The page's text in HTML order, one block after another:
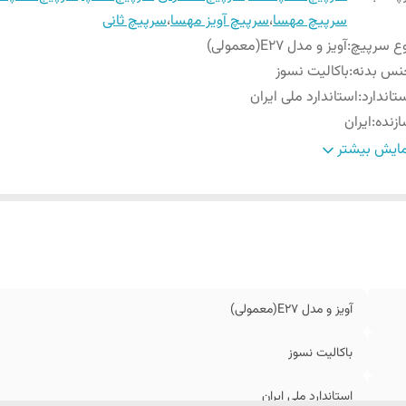
سرپیچ مهسا،سرپیچ آویز مهسا،سرپیچ ثانی
سرپیچ:آویز و مدل E27(معمولی)
بدنه:باکالیت نسوز
:استاندارد ملی ایران
:ایران
مغزی:برنجبیشتر
آویز و مدل E27(معمولی)
باکالیت نسوز
استاندارد ملی ایران